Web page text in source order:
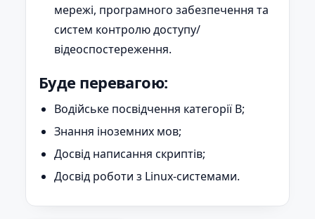
мережі, програмного забезпечення та
систем контролю доступу/
відеоспостереження.
Буде перевагою:
Водійське посвідчення категорії B;
Знання іноземних мов;
Досвід написання скриптів;
Досвід роботи з Linux-системами.